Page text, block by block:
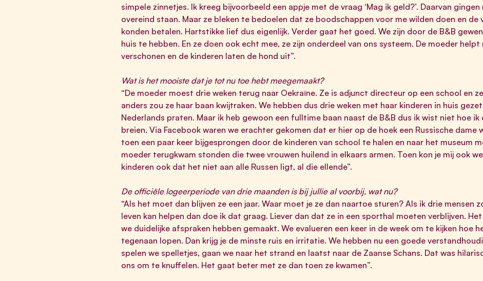
simpele zinnetjes. Ik kreeg bijvoorbeeld een appje met de vraag ‘Mag ik geld?’. Daarvan gingen
overeind staan. Maar ze bleken te bedoelen dat ze boodschappen voor me wilden doen en de
konden betalen. Hartstikke lief dus eigenlijk. Verder gaat het goed. We zijn door de B&B
huis te hebben. En ze doen ook echt mee, ze zijn onderdeel van ons systeem. De moeder helpt
verschonen en de kinderen laten de hond uit”.
Wat is het mooiste dat je tot nu toe hebt meegemaakt?
“De moeder moest drie weken terug naar Oekraïne. Ze is adjunct directeur op een school en
anders zou ze haar baan kwijtraken. We hebben dus drie weken met haar kinderen in huis
Nederlands praten. Maar ik heb gewoon een fulltime baan naast de B&B dus ik wist niet hoe
breien. Via Facebook waren we erachter gekomen dat er hier op de hoek een Russische dame
toen een paar keer bijgesprongen door de kinderen van school te halen en naar het museum
moeder terugkwam stonden die twee vrouwen huilend in elkaars armen. Toen kon je mij ook
kinderen ook dat het niet aan alle Russen ligt, al die ellende”.
De officiële logeerperiode van drie maanden is bij jullie al voorbij, wat nu?
“Als het moet dan blijven ze een jaar. Waar moet je ze dan naartoe sturen? Als ik drie mensen
leven kan helpen dan doe ik dat graag. Liever dan dat ze in een sporthal moeten verblijven.
we duidelijke afspraken hebben gemaakt. We evalueren een keer in de week om te kijken hoe
tegenaan lopen. Dan krijg je de minste ruis en irritatie. We hebben nu een goede
spelen we spelletjes, gaan we naar het strand en laatst naar de Zaanse Schans. Dat was
ons om te knuffelen. Het gaat beter met ze dan toen ze kwamen”.